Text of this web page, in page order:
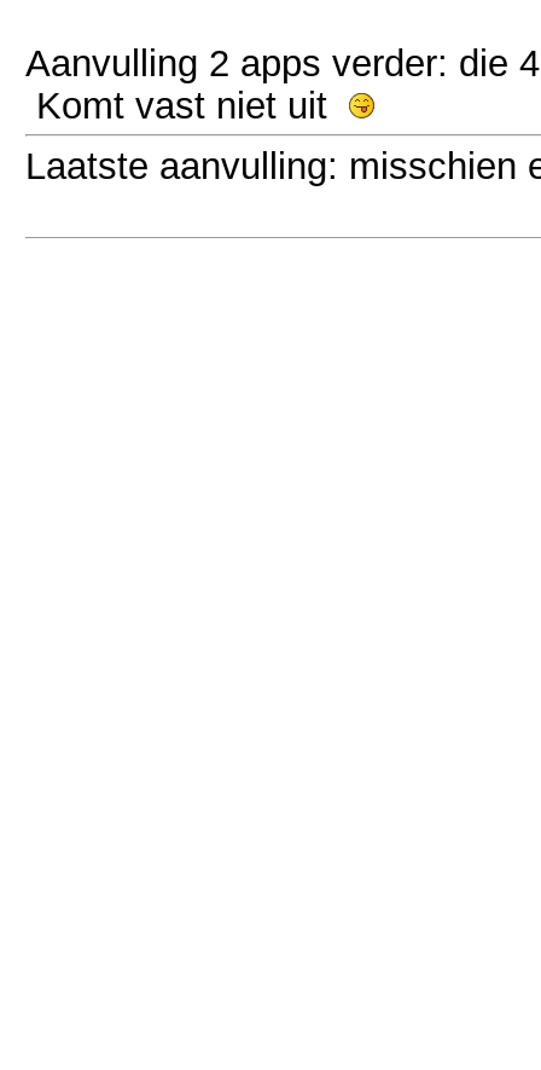
Aanvulling 2 apps verder: die
Komt vast niet uit
Laatste aanvulling: